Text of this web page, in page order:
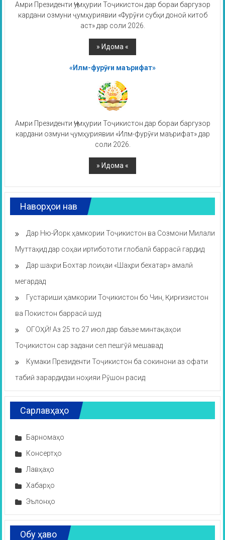
Амри Президенти Ҷумҳурии Тоҷикистон дар бораи баргузор
кардани озмуни ҷумҳуриявии «Фурӯғи субҳи доноӣ китоб
аст» дар соли 2026.
«Илм-фурӯғи маърифат»
Амри Президенти Ҷумҳурии Тоҷикистон дар бораи баргузор
кардани озмуни ҷумҳуриявии «Илм-фурӯғи маърифат» дар
соли 2026.
Наворҳои нав
Дар Ню-Йорк ҳамкории Тоҷикистон ва Созмони Милали
Муттаҳид дар соҳаи иртибототи глобалӣ баррасӣ гардид
Дар шаҳри Бохтар лоиҳаи «Шаҳри бехатар» амалӣ
мегардад
Густариши ҳамкории Тоҷикистон бо Чин, Қирғизистон
ва Покистон баррасӣ шуд
ОГОҲӢ! Аз 25 то 27 июл дар баъзе минтақаҳои
Тоҷикистон сар задани сел пешгӯӣ мешавад
Кумаки Президенти Тоҷикистон ба сокинони аз офати
табиӣ зарардидаи ноҳияи Рӯшон расид
Сарлавҳаҳо
Барномаҳо
Консертҳо
Лавҳаҳо
Хабарҳо
Эълонҳо
Обу ҳаво